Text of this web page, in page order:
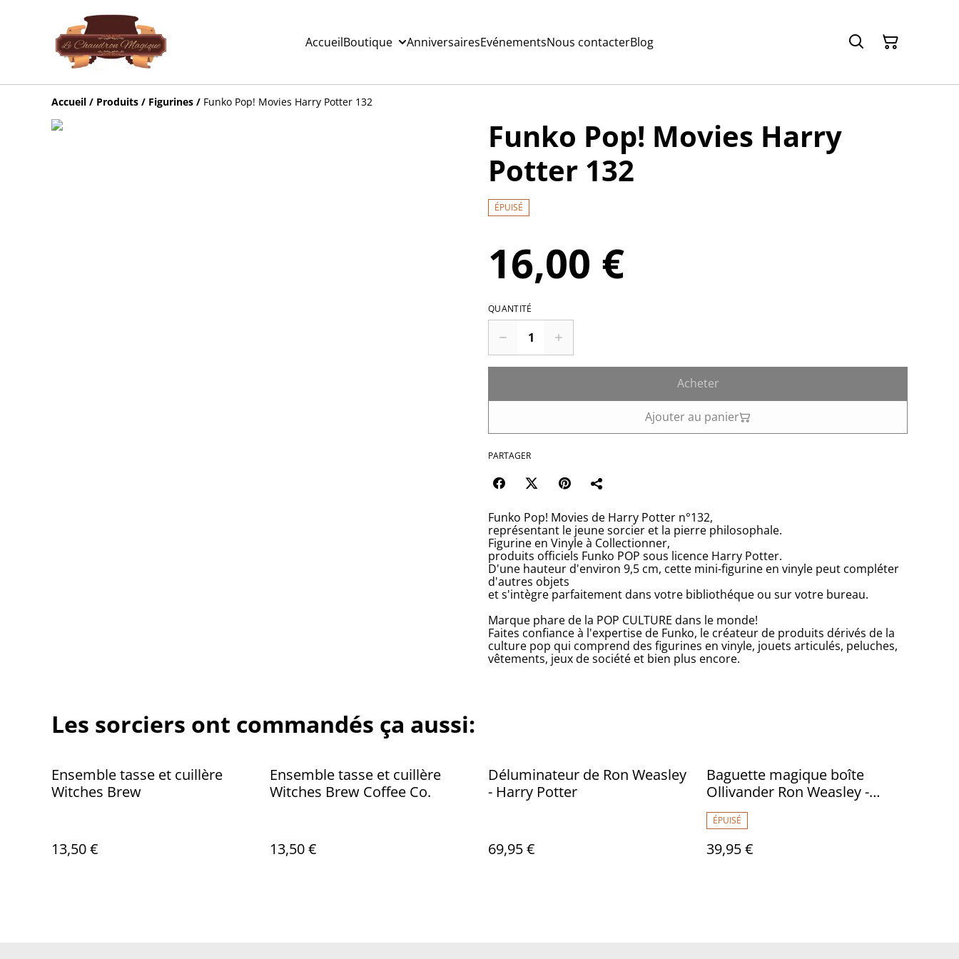
AccueilBoutique AnniversairesEvénementsNous contacterBlog
Accueil / Produits / Figurines / Funko Pop! Movies Harry Potter 132
Funko Pop! Movies Harry
Potter 132
ÉPUISÉ
16,00 €
QUANTITÉ
Acheter
Ajouter au panier
PARTAGER
Funko Pop! Movies de Harry Potter n°132,
représentant le jeune sorcier et la pierre philosophale.
Figurine en Vinyle à Collectionner,
produits officiels Funko POP sous licence Harry Potter.
D'une hauteur d'environ 9,5 cm, cette mini-figurine en vinyle peut compléter
d'autres objets
et s'intègre parfaitement dans votre bibliothéque ou sur votre bureau.
Marque phare de la POP CULTURE dans le monde!
Faites confiance à l'expertise de Funko, le créateur de produits dérivés de la
culture pop qui comprend des figurines en vinyle, jouets articulés, peluches,
vêtements, jeux de société et bien plus encore.
Les sorciers ont commandés ça aussi:
Ensemble tasse et cuillère
Witches Brew
13,50 €
Ensemble tasse et cuillère
Witches Brew Coffee Co.
13,50 €
Déluminateur de Ron Weasley
- Harry Potter
69,95 €
Baguette magique boîte
Ollivander Ron Weasley -
Harry Potter
ÉPUISÉ
39,95 €